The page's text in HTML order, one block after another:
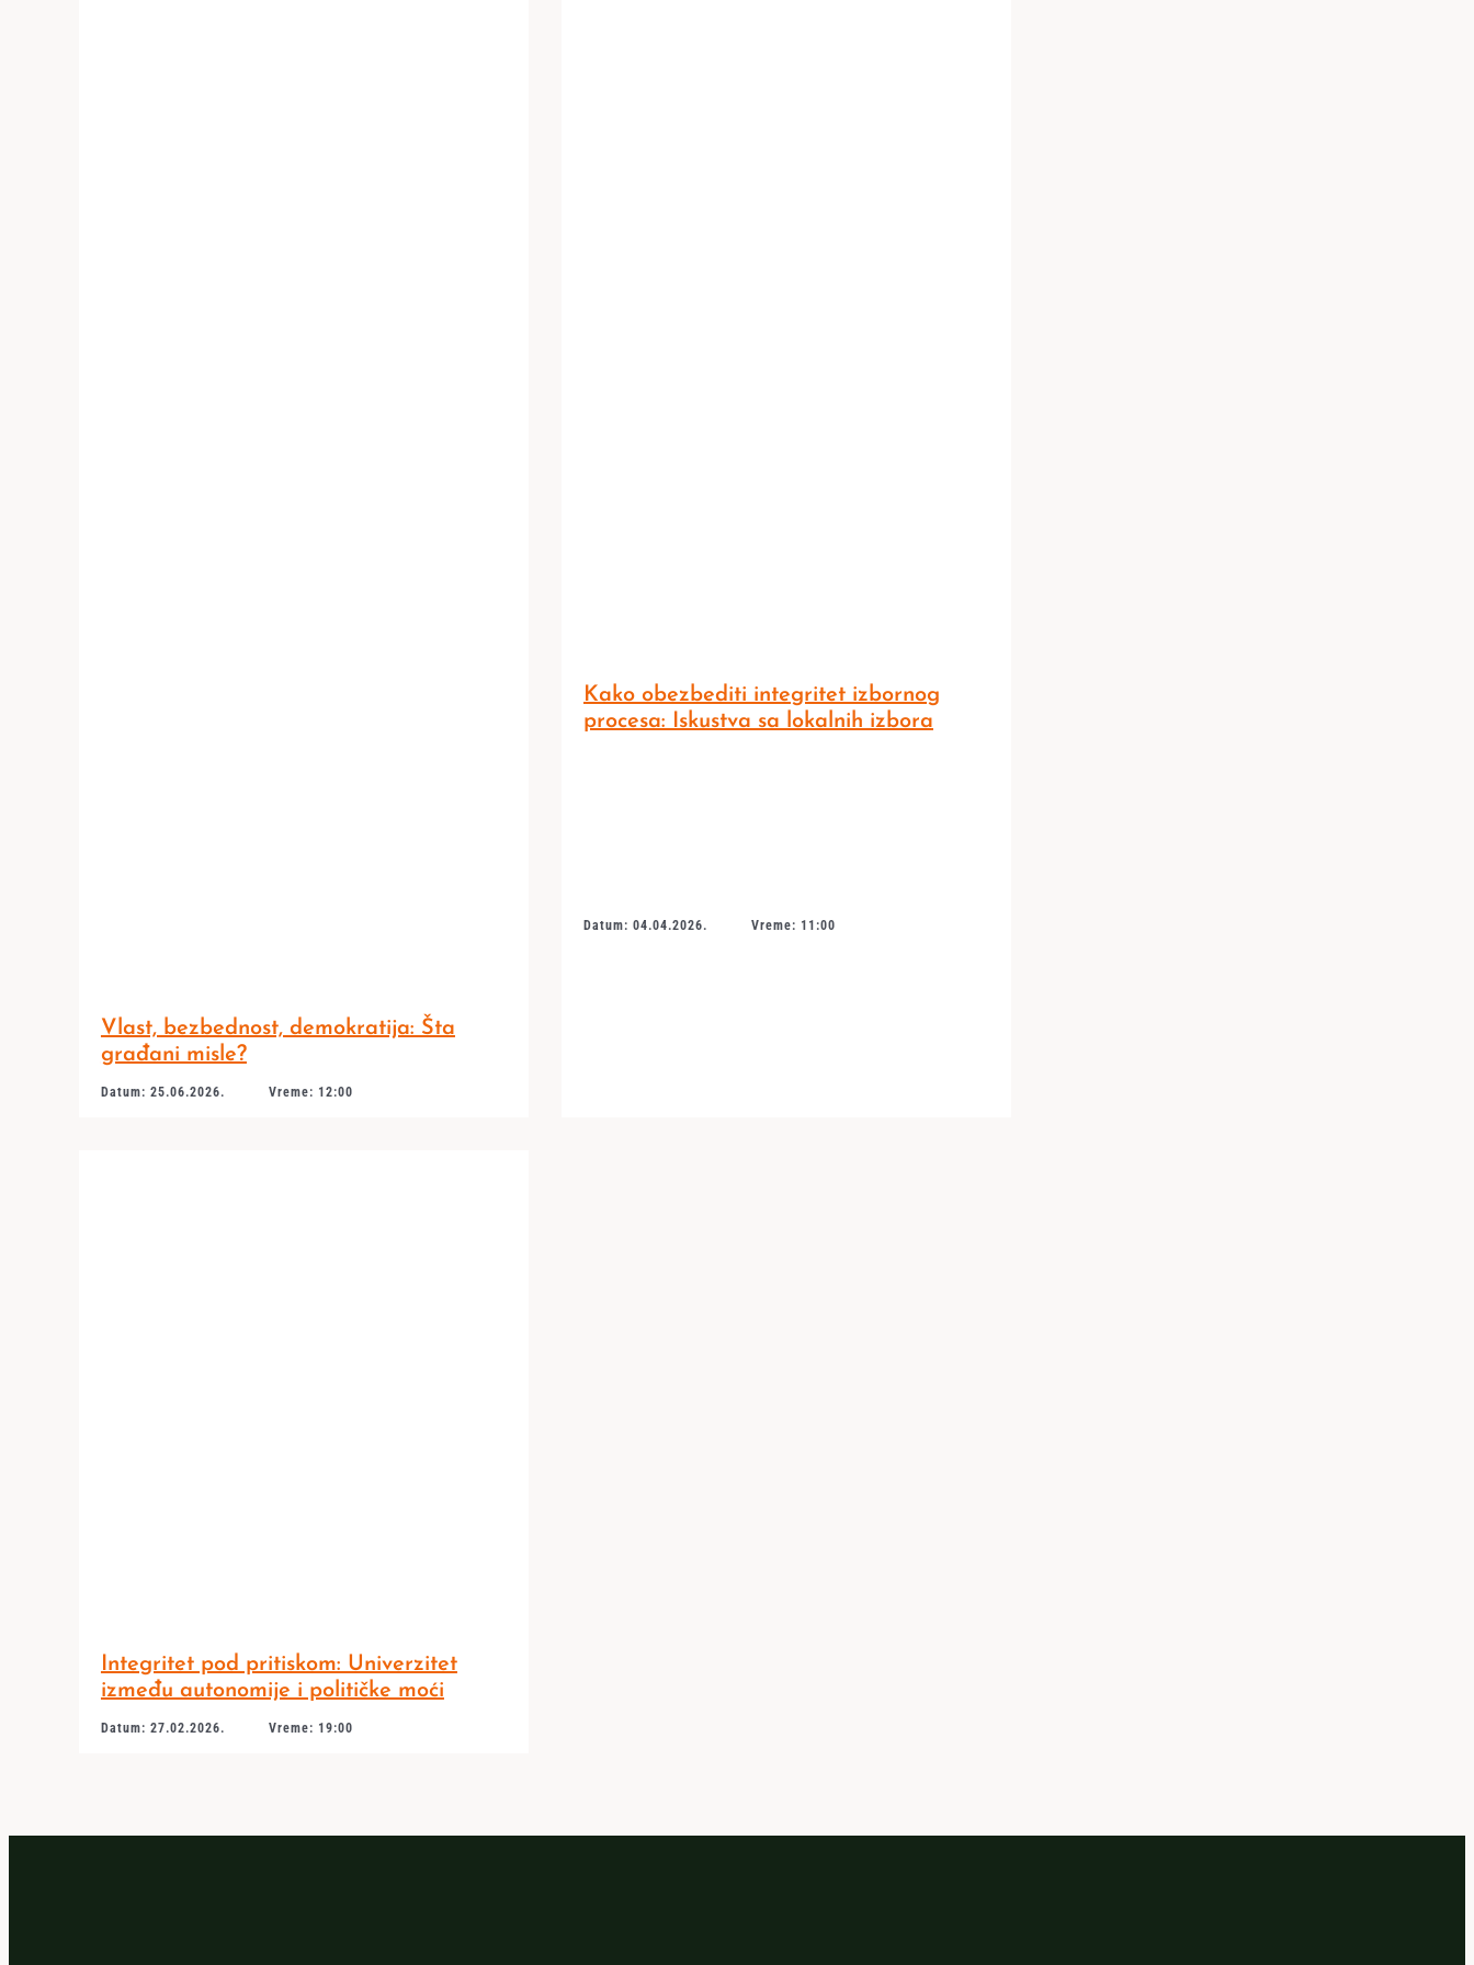
Vlast, bezbednost, demokratija: Šta
građani misle?
Datum: 25.06.2026. Vreme: 12:00
Kako obezbediti integritet izbornog
procesa: Iskustva sa lokalnih izbora
Datum: 04.04.2026. Vreme: 11:00
Integritet pod pritiskom: Univerzitet
između autonomije i političke moći
Datum: 27.02.2026. Vreme: 19:00